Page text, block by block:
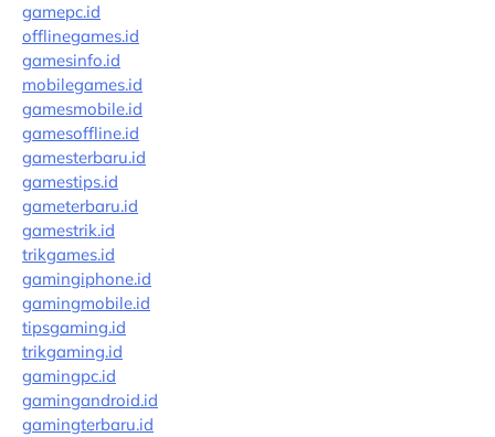
gamepc.id
offlinegames.id
gamesinfo.id
mobilegames.id
gamesmobile.id
gamesoffline.id
gamesterbaru.id
gamestips.id
gameterbaru.id
gamestrik.id
trikgames.id
gamingiphone.id
gamingmobile.id
tipsgaming.id
trikgaming.id
gamingpc.id
gamingandroid.id
gamingterbaru.id